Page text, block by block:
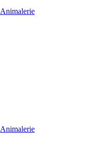
Animalerie
Animalerie